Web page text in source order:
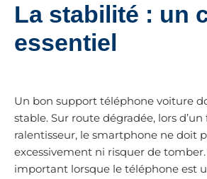
La stabilité : un
essentiel
Un bon support téléphone voiture
stable. Sur route dégradée, lors
ralentisseur, le smartphone ne doit
excessivement ni risquer de tomber.
important lorsque le téléphone est